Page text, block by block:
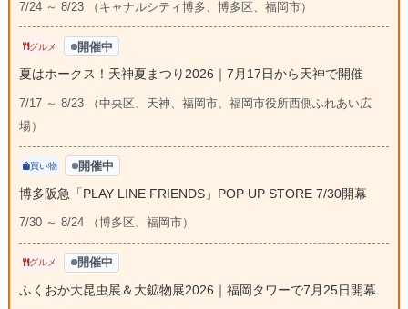
7/24 ～ 8/23 （キャナルシティ博多、博多区、福岡市）
グルメ 開催中
夏はホークス！天神夏まつり2026｜7月17日から天神で開催
7/17 ～ 8/23 （中央区、天神、福岡市、福岡市役所西側ふれあい広
場）
買い物 開催中
博多阪急「PLAY LINE FRIENDS」POP UP STORE 7/30開幕
7/30 ～ 8/24 （博多区、福岡市）
グルメ 開催中
ふくおか大昆虫展＆大鉱物展2026｜福岡タワーで7月25日開幕